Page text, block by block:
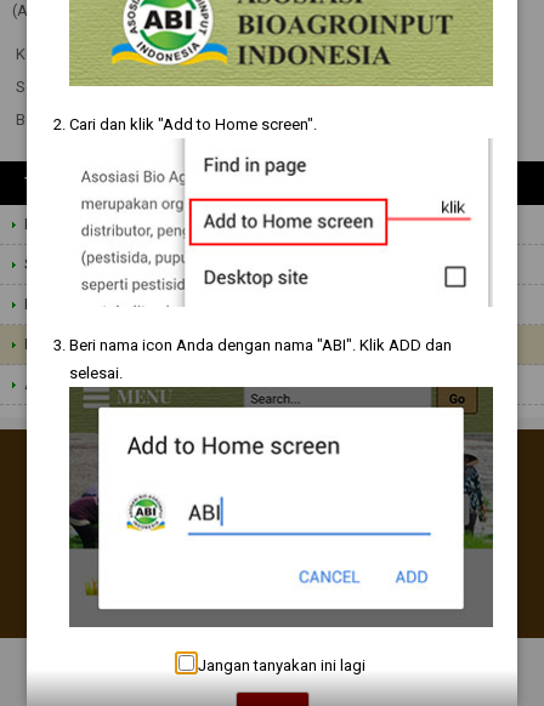
(ABI):
Ketua Umum :
Gunawan Sutio, SP
Sekretaris Jenderal
:
Dunan P. Siahaan
Bendahara Umum
: Mukti Setiarto
TENTANG KAMI
Latar Belakang
Sambutan Ketua Asosiasi
Maksud dan Tujuan
Dewan Pengurus
Anggota
Eiffel Office Tower Lt. 19 S, Pantai Indah Kapuk, Jakarta Utara
Asosiasi Bio Agroinput Indonesia
abi.bioagroinput
Copyright © 2026. All rights reserved.
Cari dan klik "Add to Home screen".
Beri nama icon Anda dengan nama "ABI". Klik ADD dan
selesai.
Jangan tanyakan ini lagi